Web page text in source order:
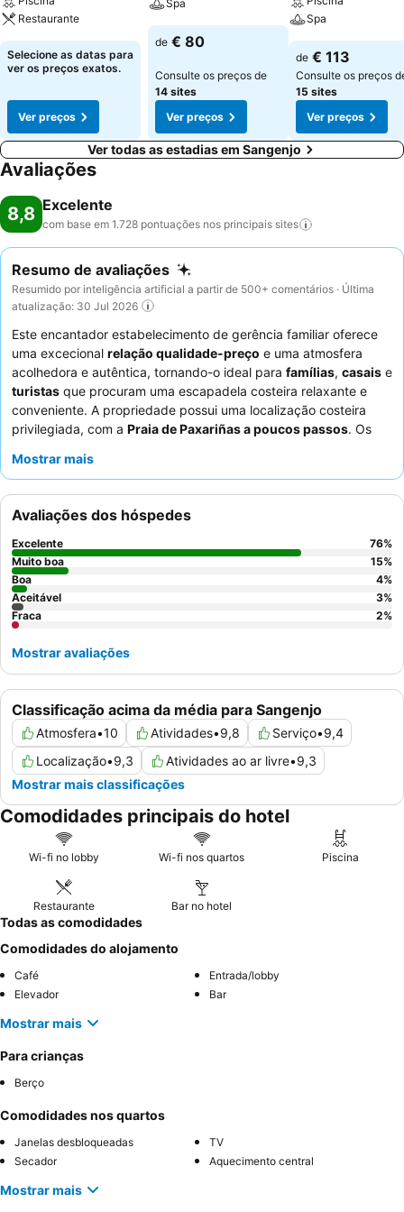
quartos são ideais para famílias, sendo muito espaçosos, mas não
têm vista para o mar. Outras instalações incluem uma cafetaria, bar
com esplanada, sala de pequeno-almoço, piscina para crianças e
adultos com guarda-sol e espreguiçadeiras, estacionamento
gratuito limitado (sujeito a disponibilidade), estacionamento privado
de pagamento (5 euros/dia) e acesso Wi-Fi gratuito.
Restaurante
Selecione as datas para
ver os preços exatos.
Ver preços
Spa
de € 80
Consulte os preços de
14 sites
Ver preços
Spa
de € 113
Consulte os preços
15 sites
Ver preços
Ver todas as estadias em Sangenjo
Avaliações
8,8 Excelente
com base em 1.728 pontuações nos principais sites
Resumo de avaliações
Resumido por inteligência artificial a partir de 500+ comentários · Última
atualização: 30 Jul 2026
Este encantador estabelecimento de gerência familiar oferece
uma excecional relação qualidade-preço e uma atmosfera
acolhedora e autêntica, tornando-o ideal para famílias, casais e
turistas que procuram uma escapadela costeira relaxante e
conveniente. A propriedade possui uma localização costeira
privilegiada, com a Praia de Paxariñas a poucos passos. Os
piscina, perfeita para adultos e crianças. O serviço excecional e
consistentemente elogiados, com destaques incluindo um
buffet de pequeno-almoçovariado e de alta qualidade. Para
uma experiência verdadeiramente melhorada, considere
reservar um quarto com
terraço e vistas deslumbrantes para o
mar
Mostrar mais
Classificação acima da média para Sangenjo
Atmosfera•10 Atividades•9,8 Serviço•9,4
Localização•9,3 Atividades ao ar livre•9,3
Mostrar mais classificações
Avaliações dos hóspedes
Excelente 76%
Muito boa
15%
Boa
4%
Aceitável
3%
Fraca
2%
Mostrar avaliações
Comodidades principais do hotel
Wi-fi no lobby Wi-fi nos quartos Piscina
Restaurante Bar no hotel
Todas as comodidades
Comodidades do alojamento
Café
Entrada/lobby
Elevador
Bar
Mostrar mais
Para crianças
Berço
Comodidades nos quartos
Janelas desbloqueadas
TV
Secador
Aquecimento central
Mostrar mais